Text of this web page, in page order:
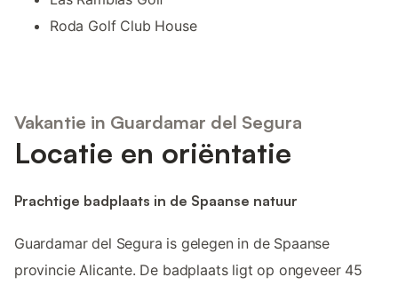
Roda Golf Club House
Vakantie in Guardamar del Segura
Locatie en oriëntatie
Prachtige badplaats in de Spaanse natuur
Guardamar del Segura is gelegen in de Spaanse
provincie Alicante. De badplaats ligt op ongeveer 45